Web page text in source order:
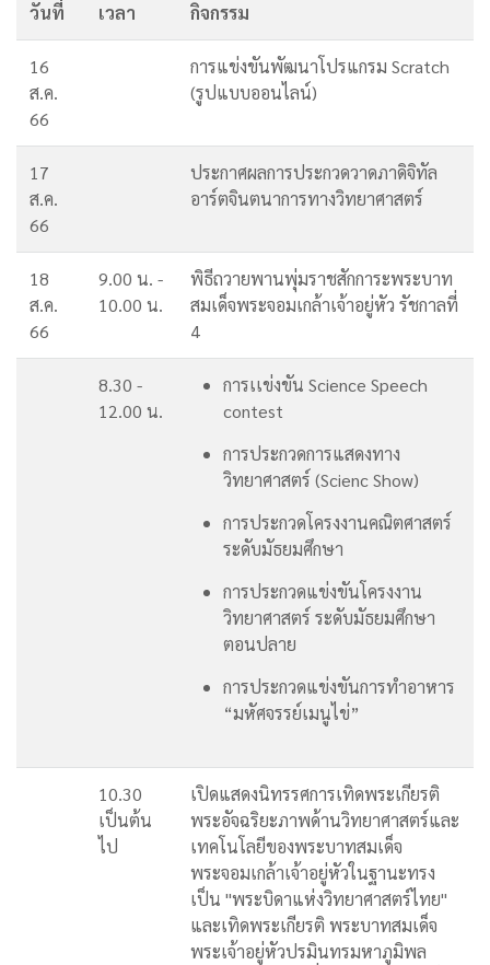
วันที่ เวลา กิจกรรม
16
ส.ค.
66
การแข่งขันพัฒนาโปรแกรม Scratch
(รูปแบบออนไลน์)
17
ส.ค.
66
ประกาศผลการประกวดวาดภาดิจิทัล
อาร์ตจินตนาการทางวิทยาศาสตร์
18
ส.ค.
66
9.00 น. -
10.00 น.
พิธีถวายพานพุ่มราชสักการะพระบาท
สมเด็จพระจอมเกล้าเจ้าอยู่หัว รัชกาลที่
4
8.30 -
12.00 น.
การเเข่งขัน Science Speech
contest
การประกวดการแสดงทาง
วิทยาศาสตร์ (Scienc Show)
การประกวดโครงงานคณิตศาสตร์
ระดับมัธยมศึกษา
การประกวดแข่งขันโครงงาน
วิทยาศาสตร์ ระดับมัธยมศึกษา
ตอนปลาย
การประกวดแข่งขันการทำอาหาร
“มหัศจรรย์เมนูไข่”
10.30
เป็นต้น
ไป
เปิดแสดงนิทรรศการเทิดพระเกียรติ
พระอัจฉริยะภาพด้านวิทยาศาสตร์และ
เทคโนโลยีของพระบาทสมเด็จ
พระจอมเกล้าเจ้าอยู่หัวในฐานะทรง
เป็น "พระบิดาแห่งวิทยาศาสตร์ไทย"
และเทิดพระเกียรติ พระบาทสมเด็จ
พระเจ้าอยู่หัวปรมินทรมหาภูมิพล